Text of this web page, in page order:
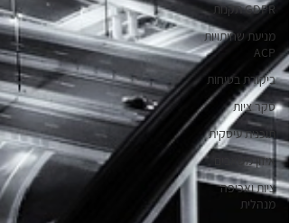
GDPR תקנות
מניעת שחיתויות
ACP
ביקורת בטיחות
סקר ציות
תוכנית עיסקית
איזון משאבים
ציות ואכיפה
מנהלית